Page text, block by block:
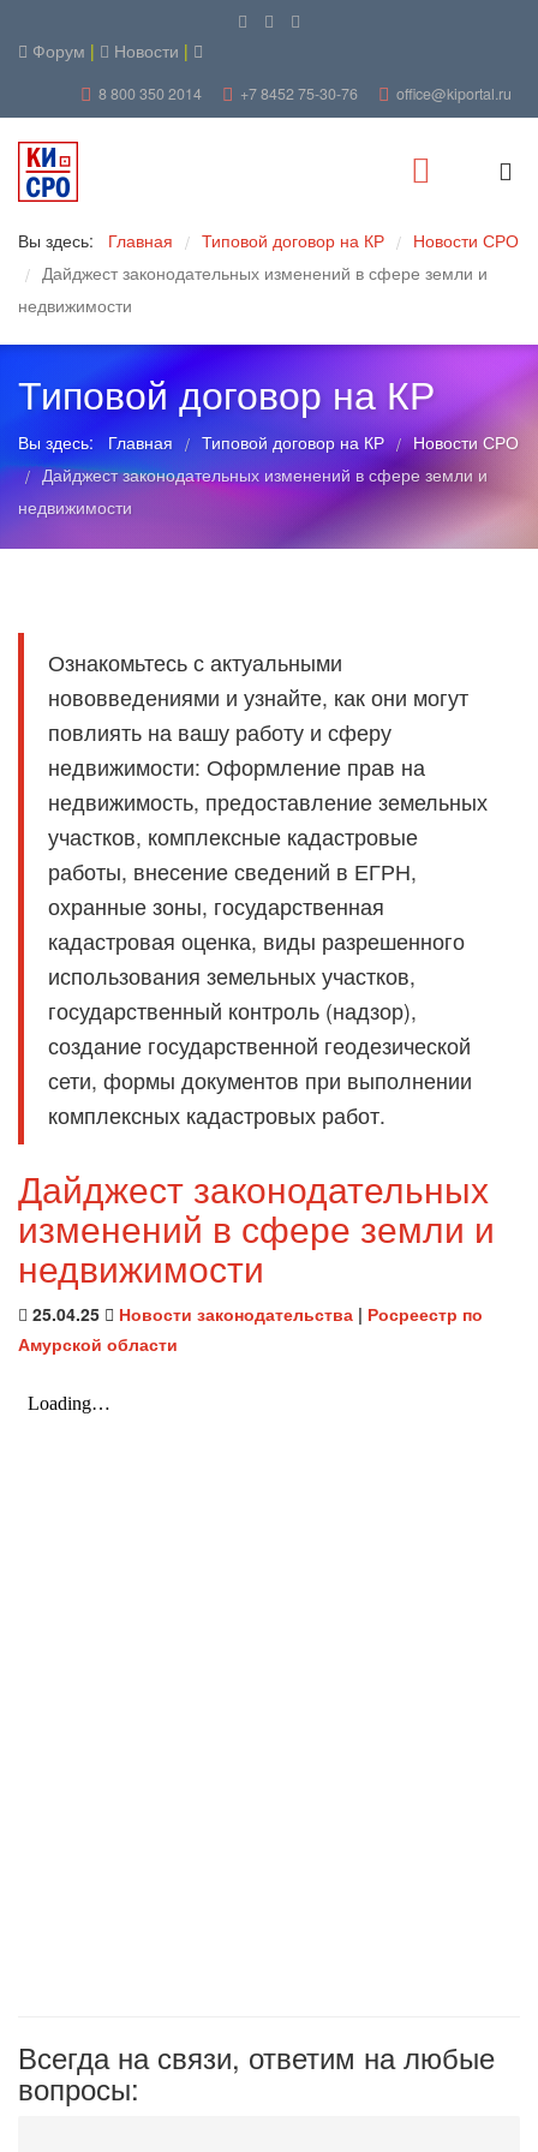
Форум | Новости |
8 800 350 2014 +7 8452 75-30-76 office@kiportal.ru
Вы здесь: Главная / Типовой договор на КР / Новости СРО
/ Дайджест законодательных изменений в сфере земли и
недвижимости
Типовой договор на КР
Вы здесь: Главная / Типовой договор на КР / Новости СРО
/ Дайджест законодательных изменений в сфере земли и
недвижимости
Ознакомьтесь с актуальными
нововведениями и узнайте, как они могут
повлиять на вашу работу и сферу
недвижимости: Оформление прав на
недвижимость, предоставление земельных
участков, комплексные кадастровые
работы, внесение сведений в ЕГРН,
охранные зоны, государственная
кадастровая оценка, виды разрешенного
использования земельных участков,
государственный контроль (надзор),
создание государственной геодезической
сети, формы документов при выполнении
комплексных кадастровых работ.
Дайджест законодательных
изменений в сфере земли и
недвижимости
25.04.25 Новости законодательства | Росреестр по
Амурской области
Всегда на связи, ответим на любые
вопросы: